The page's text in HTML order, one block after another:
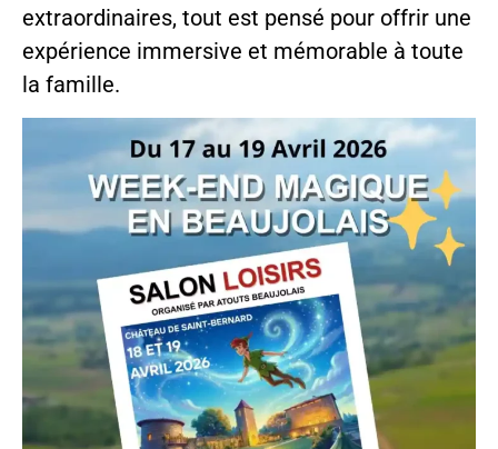
extraordinaires, tout est pensé pour offrir une
expérience immersive et mémorable à toute
la famille.